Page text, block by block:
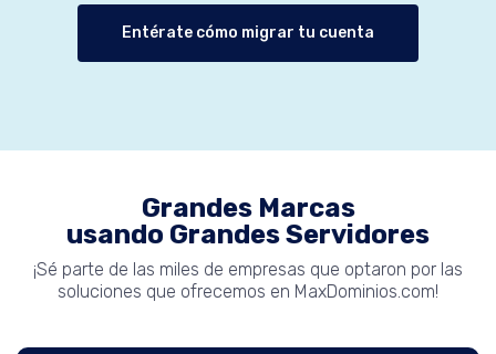
Entérate cómo migrar tu cuenta
Grandes Marcas
usando Grandes Servidores
¡Sé parte de las miles de empresas que optaron por las
soluciones que ofrecemos en MaxDominios.com!